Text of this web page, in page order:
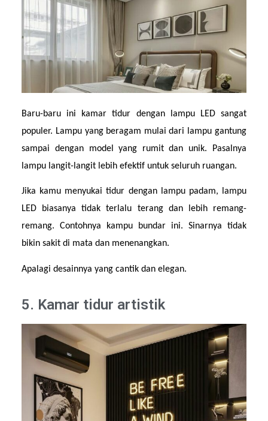
Baru-baru ini kamar tidur dengan lampu LED sangat
populer. Lampu yang beragam mulai dari lampu gantung
sampai dengan model yang rumit dan unik. Pasalnya
lampu langit-langit lebih efektif untuk seluruh ruangan.
Jika kamu menyukai tidur dengan lampu padam, lampu
LED biasanya tidak terlalu terang dan lebih remang-
remang. Contohnya kampu bundar ini. Sinarnya tidak
bikin sakit di mata dan menenangkan.
Apalagi desainnya yang cantik dan elegan.
5. Kamar tidur artistik